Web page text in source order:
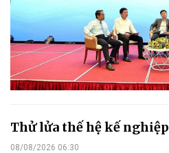
Thử lửa thế hệ kế nghiệp
08/08/2026 06:30